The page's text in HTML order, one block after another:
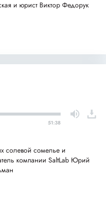
и юрист Виктор Федорук
51:38
солевой сомелье и
компании SaltLab Юрий